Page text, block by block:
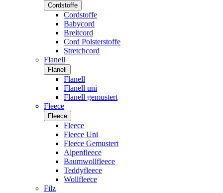
Cordstoffe
Cordstoffe
Babycord
Breitcord
Cord Polsterstoffe
Stretchcord
Flanell
Flanell
Flanell
Flanell uni
Flanell gemustert
Fleece
Fleece
Fleece
Fleece Uni
Fleece Gemustert
Alpenfleece
Baumwollfleece
Teddyfleece
Wollfleece
Filz